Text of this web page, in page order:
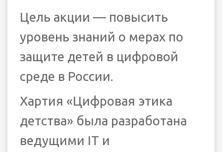
Цель акции — повысить
уровень знаний о мерах по
защите детей в цифровой
среде в России.
Хартия «Цифровая этика
детства» была разработана
ведущими IT и